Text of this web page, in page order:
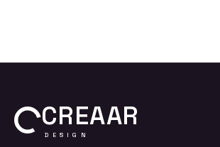
CREAAR
DESIGN